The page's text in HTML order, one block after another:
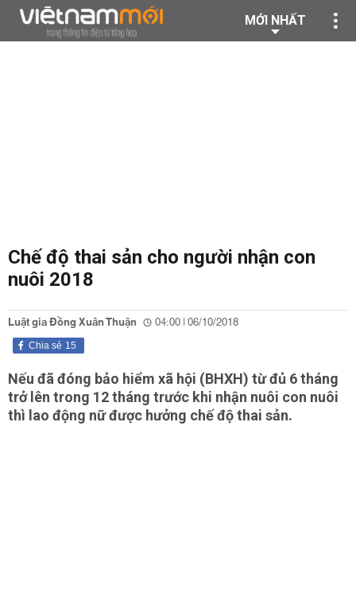
MỚI NHẤT
Chế độ thai sản cho người nhận con
nuôi 2018
Luật gia Đồng Xuân Thuận 04:00 | 06/10/2018
15
Chia sẻ
Nếu đã đóng bảo hiểm xã hội (BHXH) từ đủ 6 tháng
trở lên trong 12 tháng trước khi nhận nuôi con nuôi
thì lao động nữ được hưởng chế độ thai sản.